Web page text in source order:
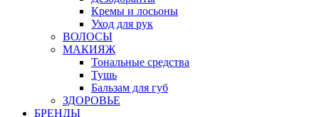
Кремы и лосьоны
Уход для рук
ВОЛОСЫ
МАКИЯЖ
Тональные средства
Тушь
Бальзам для губ
ЗДОРОВЬЕ
БРЕНДЫ